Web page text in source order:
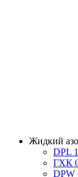
Жидкий
DPL
ГХК
DPW